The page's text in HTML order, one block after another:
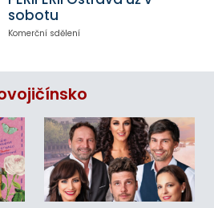
sobotu
Komerční sdělení